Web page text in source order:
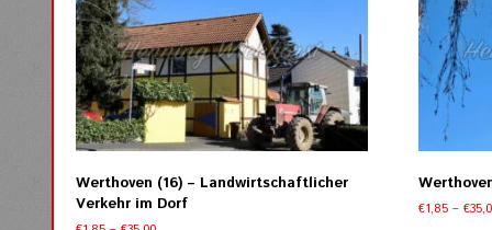
Die
Optionen
können
der
Produktseite
gewählt
werden
Werthoven (16) – Landwirtschaftlicher
Verkehr im Dorf
€1,85 – €